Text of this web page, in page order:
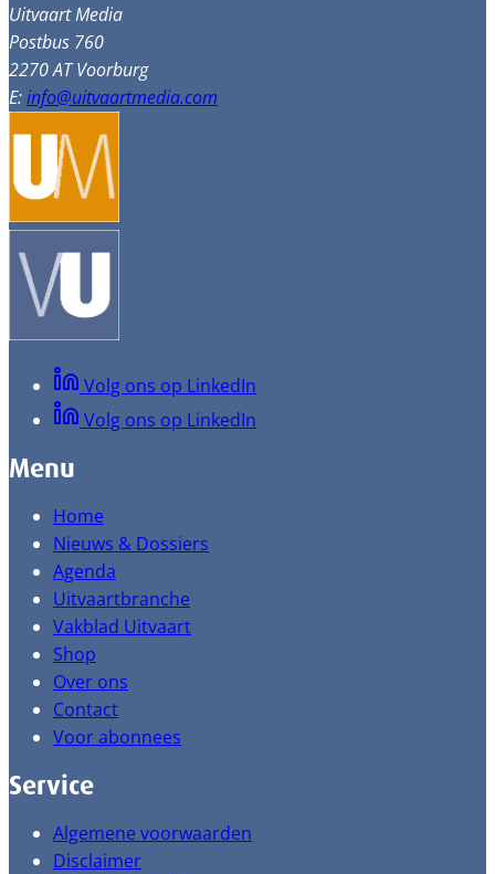
Uitvaart Media
Postbus 760
2270 AT Voorburg
E:info@uitvaartmedia.com
Volg ons op LinkedIn
Volg ons op LinkedIn
Menu
Home
Nieuws & Dossiers
Agenda
Uitvaartbranche
Vakblad Uitvaart
Shop
Over ons
Contact
Voor abonnees
Service
Algemene voorwaarden
Disclaimer